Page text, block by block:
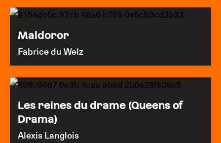
Maldoror
Fabrice du Welz
Les reines du drame (Queens of
Drama)
Alexis Langlois